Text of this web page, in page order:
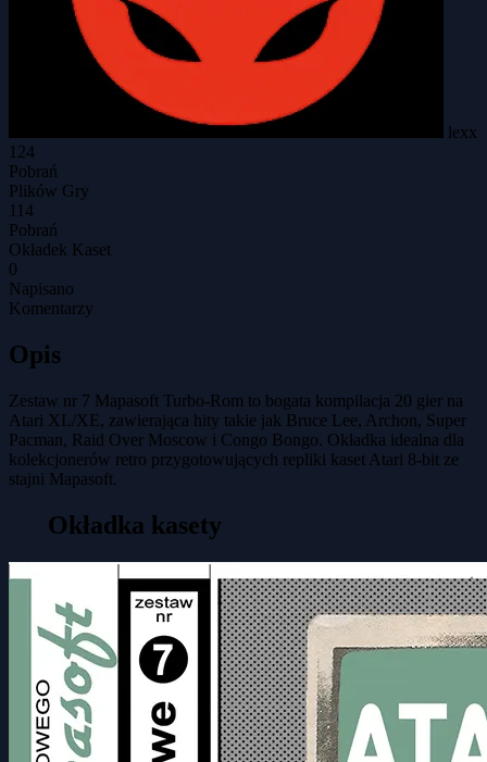
lexx
124
Pobrań
Plików Gry
114
Pobrań
Okładek Kaset
0
Napisano
Komentarzy
Opis
Zestaw nr 7 Mapasoft Turbo-Rom to bogata kompilacja 20 gier na
Atari XL/XE, zawierająca hity takie jak Bruce Lee, Archon, Super
Pacman, Raid Over Moscow i Congo Bongo. Okładka idealna dla
kolekcjonerów retro przygotowujących repliki kaset Atari 8-bit ze
stajni Mapasoft.
Okładka kasety